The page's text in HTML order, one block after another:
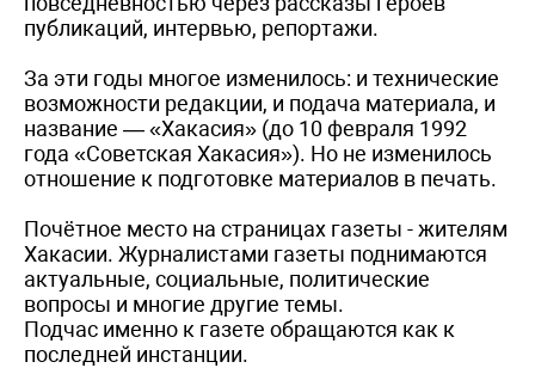
публикаций, интервью, репортажи.
За эти годы многое изменилось: и технические
возможности редакции, и подача материала, и
название — «Хакасия» (до 10 февраля 1992
года «Советская Хакасия»). Но не изменилось
отношение к подготовке материалов в печать.
Почётное место на страницах газеты - жителям
Хакасии. Журналистами газеты поднимаются
актуальные, социальные, политические
вопросы и многие другие темы.
Подчас именно к газете обращаются как к
последней инстанции.